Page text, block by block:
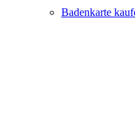
Badenkarte